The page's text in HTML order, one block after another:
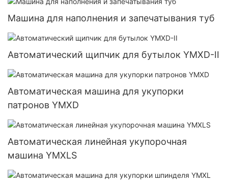
Машина для наполнения и запечатывания туб
Автоматический щипчик для бутылок YMXD-II
Автоматическая машина для укупорки
патронов YMXD
Автоматическая линейная укупорочная
машина YMXLS